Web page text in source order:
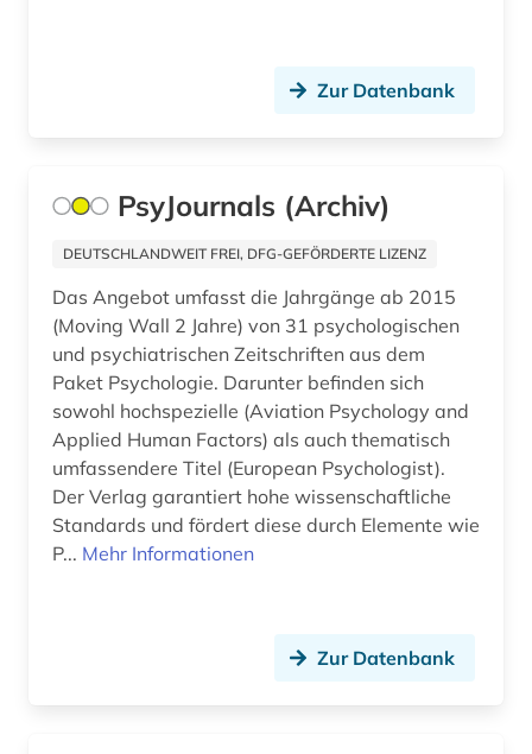
Zur Datenbank
PsyJournals (Archiv)
DEUTSCHLANDWEIT FREI, DFG-GEFÖRDERTE LIZENZ
Das Angebot umfasst die Jahrgänge ab 2015
(Moving Wall 2 Jahre) von 31 psychologischen
und psychiatrischen Zeitschriften aus dem
Paket Psychologie. Darunter befinden sich
sowohl hochspezielle (Aviation Psychology and
Applied Human Factors) als auch thematisch
umfassendere Titel (European Psychologist).
Der Verlag garantiert hohe wissenschaftliche
Standards und fördert diese durch Elemente wie
P... Mehr Informationen
Zur Datenbank